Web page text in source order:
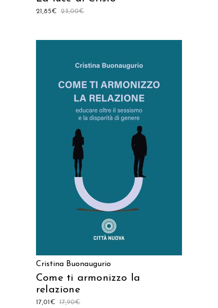
23,00€
21,85€
AGGIUNGI AL CARRELLO
Cristina Buonaugurio
Come ti armonizzo la
relazione
17,90€
17,01 €